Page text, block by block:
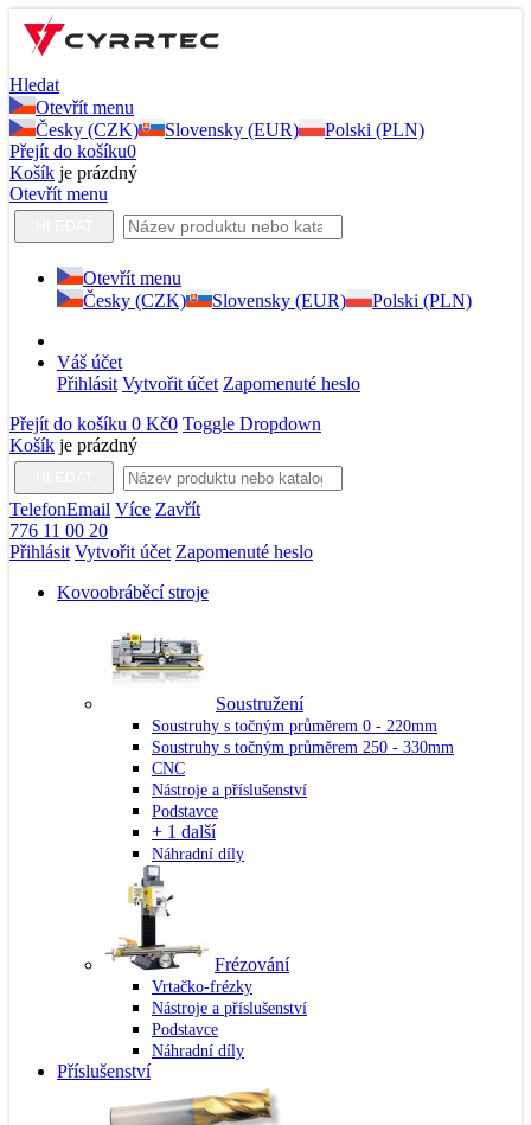
Hledat
Otevřít menu
Česky (CZK)
Slovensky (EUR)
Polski (PLN)
Přejít do košíku0
Košík je prázdný
Otevřít menu
Otevřít menu
Česky (CZK)
Slovensky (EUR) Polski (PLN)
Váš účet
Přihlásit Vytvořit účet Zapomenuté heslo
Přejít do košíku 0 Kč0 Toggle Dropdown
Košík je prázdný
TelefonEmail Více Zavřít
776 11 00 20
Přihlásit Vytvořit účet Zapomenuté heslo
Kovoobráběcí stroje
Soustružení
Soustruhy s točným průměrem 0 - 220mm
Soustruhy s točným průměrem 250 - 330mm
CNC
Nástroje a příslušenství
Podstavce
+ 1 další
Náhradní díly
Frézování
Vrtačko-frézky
Nástroje a příslušenství
Podstavce
Náhradní díly
Příslušenství